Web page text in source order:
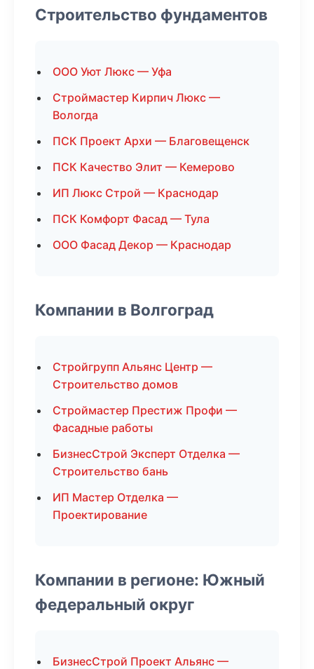
Строительство фундаментов
ООО Уют Люкс — Уфа
Строймастер Кирпич Люкс —
Вологда
ПСК Проект Архи — Благовещенск
ПСК Качество Элит — Кемерово
ИП Люкс Строй — Краснодар
ПСК Комфорт Фасад — Тула
ООО Фасад Декор — Краснодар
Компании в Волгоград
Стройгрупп Альянс Центр —
Строительство домов
Строймастер Престиж Профи —
Фасадные работы
БизнесСтрой Эксперт Отделка —
Строительство бань
ИП Мастер Отделка —
Проектирование
Компании в регионе: Южный
федеральный округ
БизнесСтрой Проект Альянс —